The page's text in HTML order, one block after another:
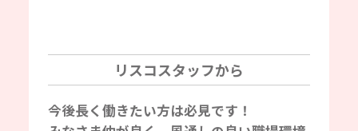
リスコスタッフから
今後長く働きたい方は必見です！